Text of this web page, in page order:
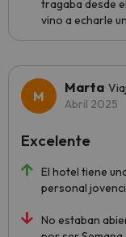
tragaba desde
vino a echarle
Marta
Abril 2025
El hotel tiene
personal
No estaban
Excelente